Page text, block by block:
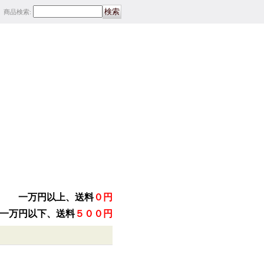
商品検索:
一万円以上、送料０円
一万円以下、送料５００円